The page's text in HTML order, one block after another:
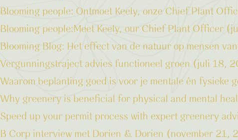
Blooming people: Ontmoet Keely, onze Chief Plant
Blooming people:Meet Keely, our Chief Plant Officer
Blooming Blog: Het effect van de natuur op mensen
Vergunningstraject advies functioneel groen (juli 18,
Waarom beplanting goed is voor je mentale én
Why greenery is beneficial for physical and mental
Speed up your permit process with expert greenery
B Corp interview met Dorien & Dorien (november 21,